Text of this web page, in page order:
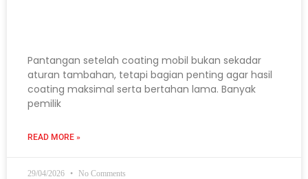
Pantangan setelah coating mobil bukan sekadar
aturan tambahan, tetapi bagian penting agar hasil
coating maksimal serta bertahan lama. Banyak
pemilik
READ MORE »
29/04/2026 No Comments